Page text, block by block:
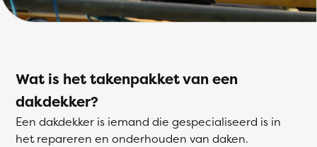
Wat is het takenpakket van een
dakdekker?
Een dakdekker is iemand die gespecialiseerd is in
het repareren en onderhouden van daken.